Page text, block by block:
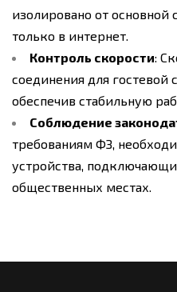
изолировано от основной
только в интернет.
Контроль скорости:
соединения для гостевой
обеспечив стабильную
Соблюдение
требованиям ФЗ,
устройства,
общественных местах.